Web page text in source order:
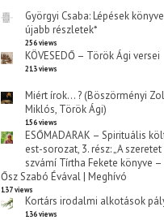
Györgyi Csaba: Lépések
újabb részletek*
256 views
KÖVESEDŐ – Török Ági versei
213 views
Miért írok… ? (Böszörményi
Miklós, Török Ági)
156 views
ESŐMADARAK – Spirituális
est-sorozat, 3. rész: „A
szvámí Tírtha Fekete könyve
Ősz Szabó Évával | Meghívó
137 views
Kortárs irodalmi alkotások
136 views